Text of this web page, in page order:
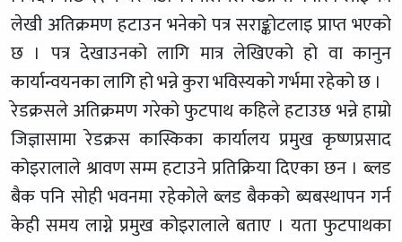
लेखी अतिक्रमण हटाउन भनेको पत्र सराङ्कोटलाइ प्राप्त भएको
छ । पत्र देखाउनको लागि मात्र लेखिएको हो वा कानुन
कार्यान्वयनका लागि हो भन्ने कुरा भविस्यको गर्भमा रहेको छ ।
रेडक्रसले अतिक्रमण गरेको फुटपाथ कहिले हटाउछ भन्ने हाम्रो
जिज्ञासामा रेडक्रस कास्किका कार्यालय प्रमुख कृष्णप्रसाद
कोइरालाले श्रावण सम्म हटाउने प्रतिक्रिया दिएका छन । ब्लड
बैक पनि सोही भवनमा रहेकोले ब्लड बैकको ब्यबस्थापन गर्न
केही समय लाग्ने प्रमुख कोइरालाले बताए । यता फुटपाथका